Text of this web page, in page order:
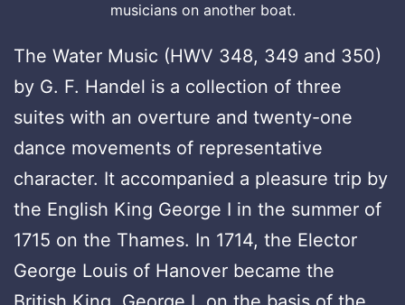
musicians on another boat.
The Water Music (HWV 348, 349 and 350)
by G. F. Handel is a collection of three
suites with an overture and twenty-one
dance movements of representative
character. It accompanied a pleasure trip by
the English King George I in the summer of
1715 on the Thames. In 1714, the Elector
George Louis of Hanover became the